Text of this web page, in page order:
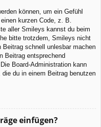
können, um ein Gefühl
kurzen Code, z. B.
aller Smileys kannst du beim
bitte trotzdem, Smileys nicht
schnell unlesbar machen
Beitrag entsprechend
Board-Administration kann
du in einem Beitrag benutzen
einfügen?